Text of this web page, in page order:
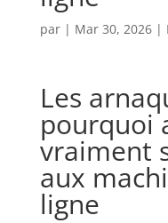
par | Mar 30, 2026|
Les
pourquoi
vraiment
aux
ligne